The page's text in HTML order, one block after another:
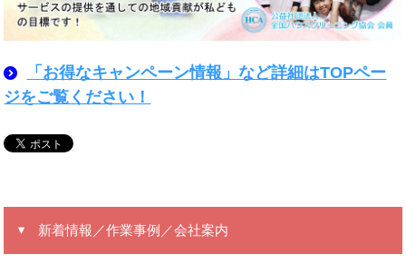
「お得なキャンペーン情報」など詳細はTOPペー
ジをご覧ください！
新着情報／作業事例／会社案内